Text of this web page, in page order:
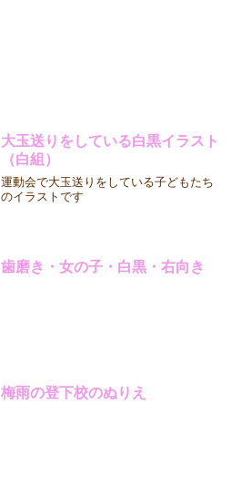
大玉送りをしている白黒イラスト
（白組）
運動会で大玉送りをしている子どもたち
のイラストです
歯磨き・女の子・白黒・右向き
梅雨の登下校のぬりえ